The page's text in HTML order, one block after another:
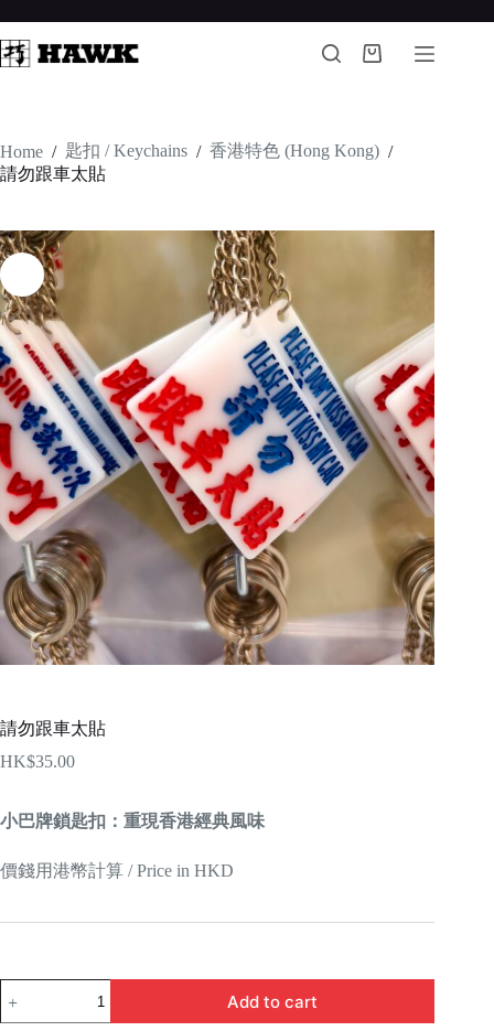
to
content
Shopping
Home / 匙扣 / Keychains / 香港特色 (Hong Kong) /
請勿跟車太貼
請勿跟車太貼
HK$35.00
小巴牌鎖匙扣：重現香港經典風味
價錢用港幣計算 / Price in HKD
勿
Add to cart